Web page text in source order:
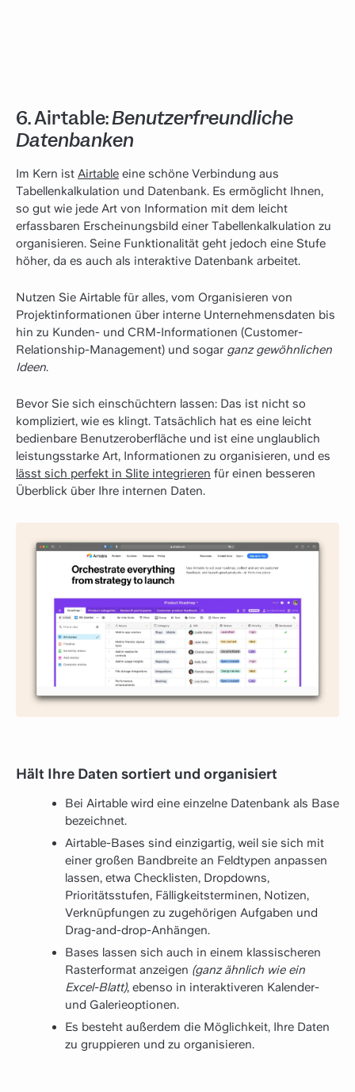
6. Airtable:Benutzerfreundliche
Datenbanken
Im Kern ist Airtable eine schöne Verbindung aus
Tabellenkalkulation und Datenbank. Es ermöglicht Ihnen,
so gut wie jede Art von Information mit dem leicht
erfassbaren Erscheinungsbild einer Tabellenkalkulation zu
organisieren. Seine Funktionalität geht jedoch eine Stufe
höher, da es auch als interaktive Datenbank arbeitet.
Nutzen Sie Airtable für alles, vom Organisieren von
Projektinformationen über interne Unternehmensdaten bis
hin zu Kunden- und CRM-Informationen (Customer-
Relationship-Management) und sogar ganz gewöhnlichen
Ideen.
Bevor Sie sich einschüchtern lassen: Das ist nicht so
kompliziert, wie es klingt. Tatsächlich hat es eine leicht
bedienbare Benutzeroberfläche und ist eine unglaublich
leistungsstarke Art, Informationen zu organisieren, und es
lässt sich perfekt in Slite integrieren für einen besseren
Überblick über Ihre internen Daten.
Hält Ihre Daten sortiert und organisiert
Bei Airtable wird eine einzelne Datenbank als Base
bezeichnet.
Airtable-Bases sind einzigartig, weil sie sich mit
einer großen Bandbreite an Feldtypen anpassen
lassen, etwa Checklisten, Dropdowns,
Prioritätsstufen, Fälligkeitsterminen, Notizen,
Verknüpfungen zu zugehörigen Aufgaben und
Drag-and-drop-Anhängen.
Bases lassen sich auch in einem klassischeren
Rasterformat anzeigen (ganz ähnlich wie ein
Excel-Blatt), ebenso in interaktiveren Kalender-
und Galerieoptionen.
Es besteht außerdem die Möglichkeit, Ihre Daten
zu gruppieren und zu organisieren.